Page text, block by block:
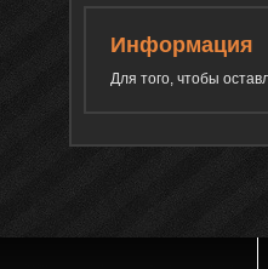
Информация
Для того, чтобы